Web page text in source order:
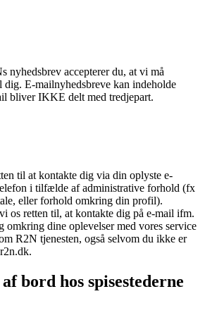
nyhedsbrev accepterer du, at vi må
dig. E-mailnyhedsbreve kan indeholde
bliver IKKE delt med tredjepart.
til at kontakte dig via din oplyste e-
i tilfælde af administrative forhold (fx
eller forhold omkring din profil).
os retten til, at kontakte dig på e-mail ifm.
omkring dine oplevelser med vores service
R2N tjenesten, også selvom du ikke er
bord hos spisestederne